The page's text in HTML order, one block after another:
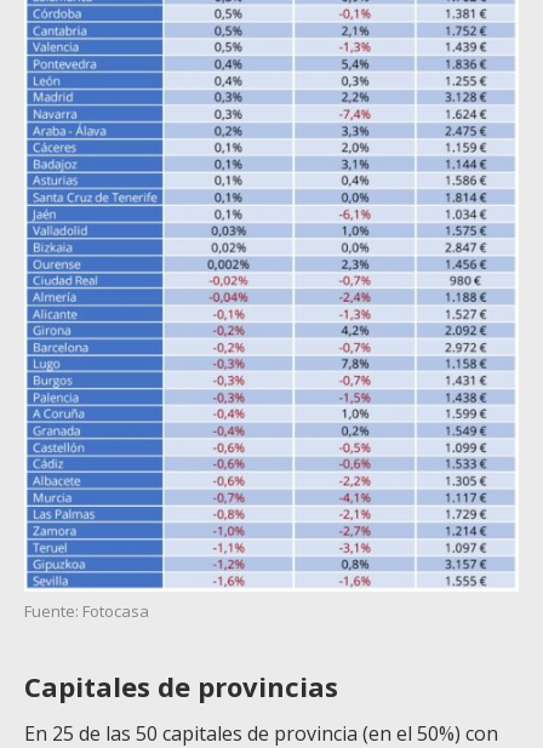
Fuente: Fotocasa
Capitales de provincias
En 25 de las 50 capitales de provincia (en el 50%) con